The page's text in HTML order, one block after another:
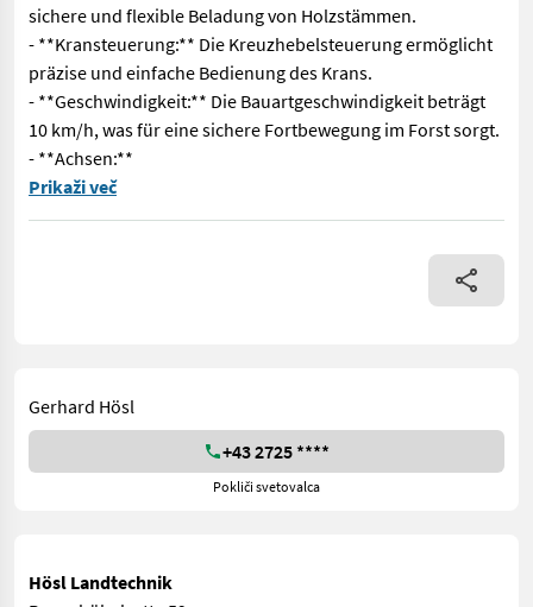
sichere und flexible Beladung von Holzstämmen.
- **Kransteuerung:** Die Kreuzhebelsteuerung ermöglicht
präzise und einfache Bedienung des Krans.
- **Geschwindigkeit:** Die Bauartgeschwindigkeit beträgt
10 km/h, was für eine sichere Fortbewegung im Forst sorgt.
- **Achsen:**
Der Forstanhänger vom Modell Palms Baujahr 2026 ist ein
Prikaži več
Gerhard Hösl
+43 2725 ****
Pokliči svetovalca
Hösl Landtechnik